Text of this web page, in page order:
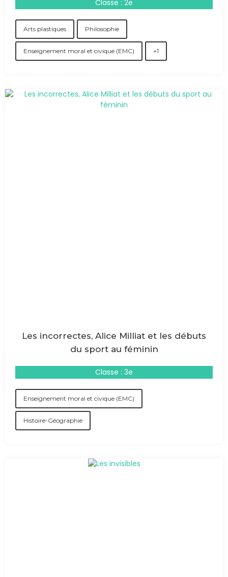
Classe : 2e
Arts plastiques Philosophie
Enseignement moral et civique (EMC) +1
Les incorrectes, Alice Milliat et les débuts
du sport au féminin
Classe : 3e
Enseignement moral et civique (EMC)
Histoire-Géographie